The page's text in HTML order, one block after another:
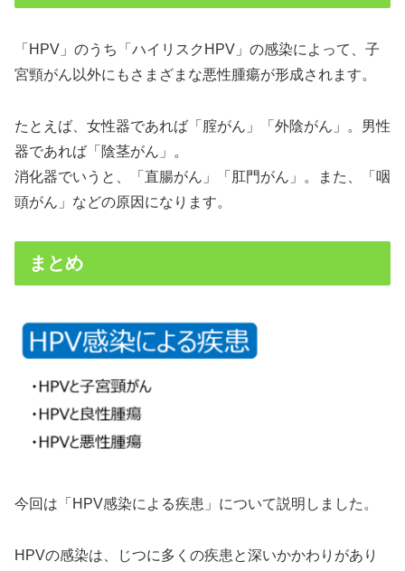
「HPV」のうち「ハイリスクHPV」の感染によって、子
宮頸がん以外にもさまざまな悪性腫瘍が形成されます。
たとえば、女性器であれば「腟がん」「外陰がん」。男性
器であれば「陰茎がん」。
消化器でいうと、「直腸がん」「肛門がん」。また、「咽
頭がん」などの原因になります。
まとめ
今回は「HPV感染による疾患」について説明しました。
HPVの感染は、じつに多くの疾患と深いかかわりがあり